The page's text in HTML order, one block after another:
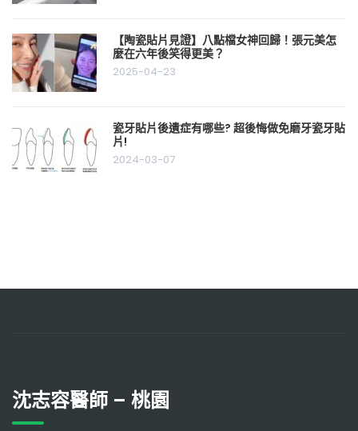
【陶瓷貼片見證】八點檔女神回歸！張元美怎
麼在六年後笑得更美？
2025-04-23
瓷牙貼片後遺症有哪些? 超後悔做免磨牙瓷牙貼
片!
2024-03-07
沈志容醫師 – 桃園